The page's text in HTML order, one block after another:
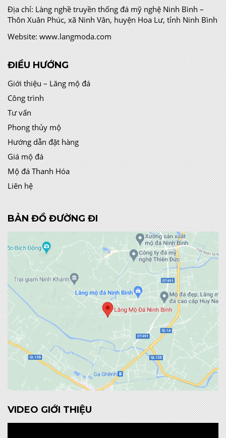
Địa chỉ:Làng nghề truyền thống đá mỹ nghệ Ninh Bình –
Thôn Xuân Phúc, xã Ninh Vân, huyện Hoa Lư, tỉnh Ninh Bình
Website: www.langmoda.com
ĐIỀU HƯỚNG
Giới thiệu – Lăng mộ đá
Công trình
Tư vấn
Phong thủy mộ
Hướng dẫn đặt hàng
Giá mộ đá
Mộ đá Thanh Hóa
Liên hệ
BẢN ĐỒ ĐƯỜNG ĐI
VIDEO GIỚI THIỆU